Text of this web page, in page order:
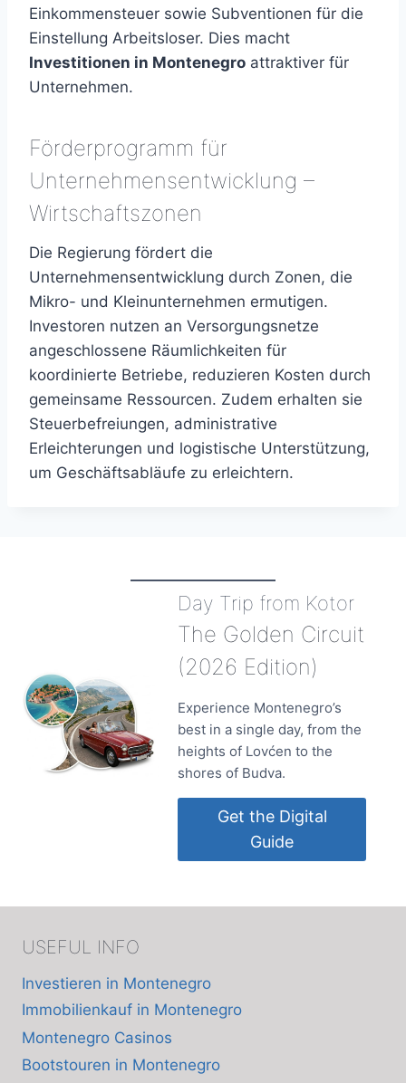
Einkommensteuer sowie Subventionen für die
Einstellung Arbeitsloser. Dies macht
Investitionen in Montenegro attraktiver für
Unternehmen.
Förderprogramm für
Unternehmensentwicklung –
Wirtschaftszonen
Die Regierung fördert die
Unternehmensentwicklung durch Zonen, die
Mikro- und Kleinunternehmen ermutigen.
Investoren nutzen an Versorgungsnetze
angeschlossene Räumlichkeiten für
koordinierte Betriebe, reduzieren Kosten durch
gemeinsame Ressourcen. Zudem erhalten sie
Steuerbefreiungen, administrative
Erleichterungen und logistische Unterstützung,
um Geschäftsabläufe zu erleichtern.
Day Trip from Kotor
The Golden Circuit
(2026 Edition)
Experience Montenegro’s
best in a single day, from the
heights of Lovćen to the
shores of Budva.
Get the Digital
Guide
USEFUL INFO
Investieren in Montenegro
Immobilienkauf in Montenegro
Montenegro Casinos
Bootstouren in Montenegro